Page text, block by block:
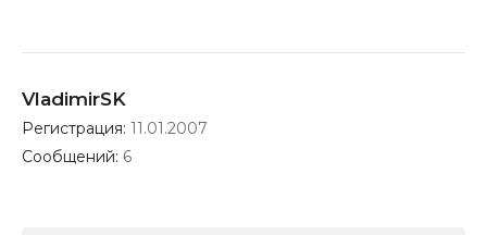
VladimirSK
Регистрация: 11.01.2007
Сообщений: 6